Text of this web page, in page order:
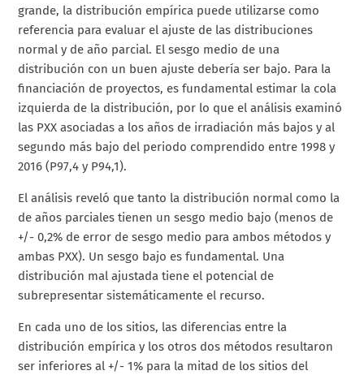
grande, la distribución empírica puede utilizarse como
referencia para evaluar el ajuste de las distribuciones
normal y de año parcial. El sesgo medio de una
distribución con un buen ajuste debería ser bajo. Para la
financiación de proyectos, es fundamental estimar la cola
izquierda de la distribución, por lo que el análisis examinó
las PXX asociadas a los años de irradiación más bajos y al
segundo más bajo del periodo comprendido entre 1998 y
2016 (P97,4 y P94,1).
El análisis reveló que tanto la distribución normal como la
de años parciales tienen un sesgo medio bajo (menos de
+/- 0,2% de error de sesgo medio para ambos métodos y
ambas PXX). Un sesgo bajo es fundamental. Una
distribución mal ajustada tiene el potencial de
subrepresentar sistemáticamente el recurso.
En cada uno de los sitios, las diferencias entre la
distribución empírica y los otros dos métodos resultaron
ser inferiores al +/- 1% para la mitad de los sitios del